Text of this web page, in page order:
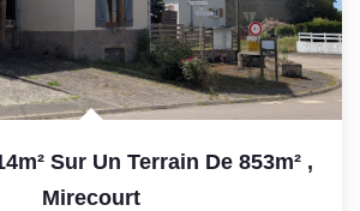
Sur Un Terrain De 853m² ,
Mirecourt